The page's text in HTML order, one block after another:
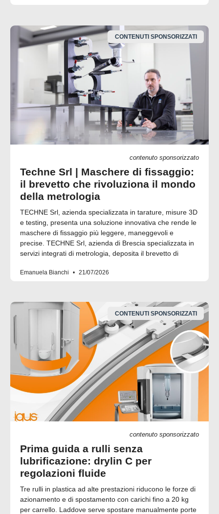
CONTENUTI SPONSORIZZATI
contenuto sponsorizzato
Techne Srl | Maschere di fissaggio:
il brevetto che rivoluziona il mondo
della metrologia
TECHNE Srl, azienda specializzata in tarature, misure 3D
e testing, presenta una soluzione innovativa che rende le
maschere di fissaggio più leggere, maneggevoli e
precise. TECHNE Srl, azienda di Brescia specializzata in
servizi integrati di metrologia, deposita il brevetto di
Emanuela Bianchi 21/07/2026
CONTENUTI SPONSORIZZATI
contenuto sponsorizzato
Prima guida a rulli senza
lubrificazione: drylin C per
regolazioni fluide
Tre rulli in plastica ad alte prestazioni riducono le forze di
azionamento e di spostamento con carichi fino a 20 kg
per carrello. Laddove serve spostare manualmente porte